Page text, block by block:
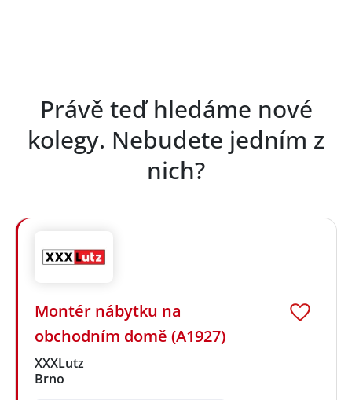
Právě teď hledáme nové
kolegy. Nebudete jedním z
nich?
Montér nábytku na
obchodním domě (A1927)
XXXLutz
Brno